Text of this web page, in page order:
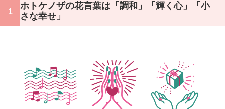
ホトケノザの花言葉は「調和」「輝く心」「小
さな幸せ」